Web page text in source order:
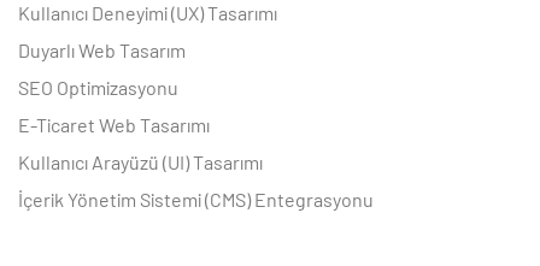
Kullanıcı Deneyimi (UX) Tasarımı
Duyarlı Web Tasarım
SEO Optimizasyonu
E-Ticaret Web Tasarımı
Kullanıcı Arayüzü (UI) Tasarımı
İçerik Yönetim Sistemi (CMS) Entegrasyonu